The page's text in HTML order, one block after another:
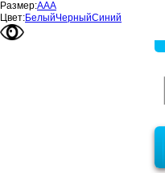
Размер:ААА
Цвет:БелыйЧерныйСиний